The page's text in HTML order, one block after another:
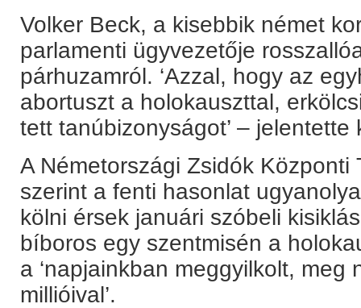
Volker Beck, a kisebbik német
parlamenti ügyvezetője
párhuzamról. ‘Azzal, hogy az
abortuszt a holokauszttal,
tett tanúbizonyságot’ – jelentette
A Németországi Zsidók Központi
szerint a fenti hasonlat
kölni érsek januári szóbeli
bíboros egy szentmisén a
a ‘napjainkban meggyilkolt, meg
millióival’.